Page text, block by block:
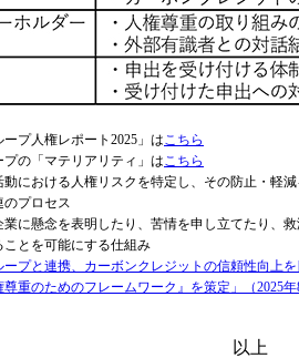
ープ人権レポート2025」は こちら
の「マテリアリティ」は こちら
動における人権リスクを特定し、その防止・軽
プロセス
業に懸念を表明したり、苦情を申し立てたり、
ことを可能にする仕組み
ープと連携、カーボンクレジットの信頼性向上
重のためのフレームワーク』を策定」（2025年
以上